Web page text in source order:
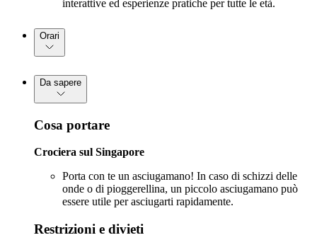
interattive ed esperienze pratiche per tutte le età.
Orari
Da sapere
Cosa portare
Crociera sul Singapore
Porta con te un asciugamano! In caso di schizzi delle
onde o di pioggerellina, un piccolo asciugamano può
essere utile per asciugarti rapidamente.
Restrizioni e divieti